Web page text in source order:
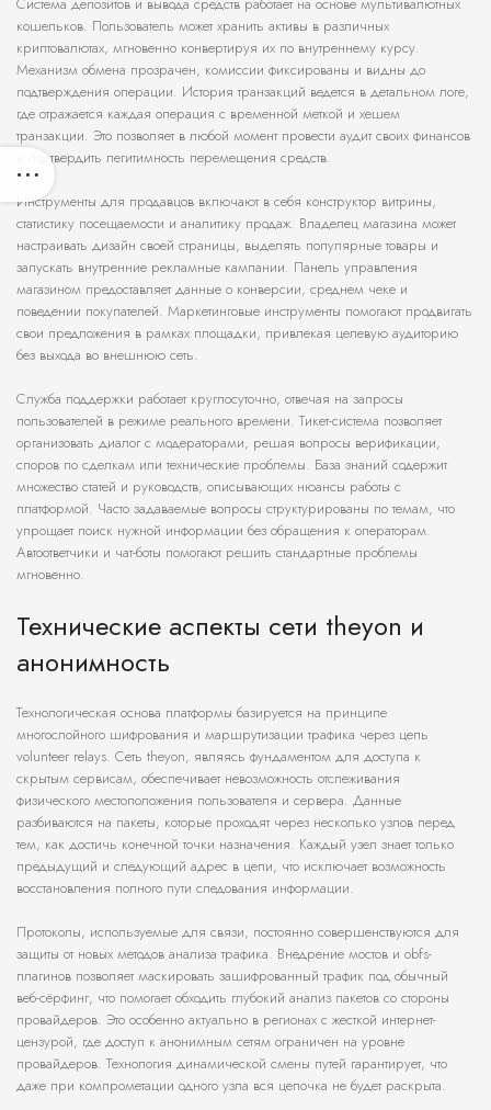
кошельков. Пользователь может хранить активы в различных
криптовалютах, мгновенно конвертируя их по внутреннему курсу.
Механизм обмена прозрачен, комиссии фиксированы и видны до
подтверждения операции. История транзакций ведется в детальном логе,
где отражается каждая операция с временной меткой и хешем
транзакции. Это позволяет в любой момент провести аудит своих финансов
и подтвердить легитимность перемещения средств.
Инструменты для продавцов включают в себя конструктор витрины,
статистику посещаемости и аналитику продаж. Владелец магазина может
настраивать дизайн своей страницы, выделять популярные товары и
запускать внутренние рекламные кампании. Панель управления
магазином предоставляет данные о конверсии, среднем чеке и
поведении покупателей. Маркетинговые инструменты помогают продвигать
свои предложения в рамках площадки, привлекая целевую аудиторию
без выхода во внешнюю сеть.
Служба поддержки работает круглосуточно, отвечая на запросы
пользователей в режиме реального времени. Тикет-система позволяет
организовать диалог с модераторами, решая вопросы верификации,
споров по сделкам или технические проблемы. База знаний содержит
множество статей и руководств, описывающих нюансы работы с
платформой. Часто задаваемые вопросы структурированы по темам, что
упрощает поиск нужной информации без обращения к операторам.
Автоответчики и чат-боты помогают решить стандартные проблемы
мгновенно.
Технические аспекты сети theyon и
анонимность
Технологическая основа платформы базируется на принципе
многослойного шифрования и маршрутизации трафика через цепь
volunteer relays. Сеть theyon, являясь фундаментом для доступа к
скрытым сервисам, обеспечивает невозможность отслеживания
физического местоположения пользователя и сервера. Данные
разбиваются на пакеты, которые проходят через несколько узлов перед
тем, как достичь конечной точки назначения. Каждый узел знает только
предыдущий и следующий адрес в цепи, что исключает возможность
восстановления полного пути следования информации.
Протоколы, используемые для связи, постоянно совершенствуются для
защиты от новых методов анализа трафика. Внедрение мостов и obfs-
плагинов позволяет маскировать зашифрованный трафик под обычный
веб-сёрфинг, что помогает обходить глубокий анализ пакетов со стороны
провайдеров. Это особенно актуально в регионах с жесткой интернет-
цензурой, где доступ к анонимным сетям ограничен на уровне
провайдеров. Технология динамической смены путей гарантирует, что
даже при компрометации одного узла вся цепочка не будет раскрыта.